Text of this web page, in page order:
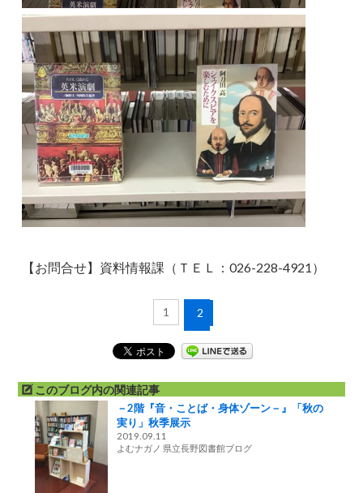
【お問合せ】資料情報課（ＴＥＬ：026-228-4921）
1 2
このブログ内の関連記事
－2階『音・ことば・身体ゾーン－』「秋の
実り」秋季展示
2019.09.11
よむナガノ 県立長野図書館ブログ